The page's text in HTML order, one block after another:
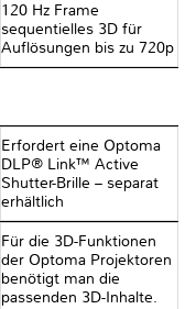
120 Hz Frame
sequentielles 3D für
Auflösungen bis zu 720p
Erfordert eine Optoma
DLP® Link™ Active
Shutter-Brille – separat
erhältlich
Für die 3D-Funktionen
der Optoma Projektoren
benötigt man die
passenden 3D-Inhalte.